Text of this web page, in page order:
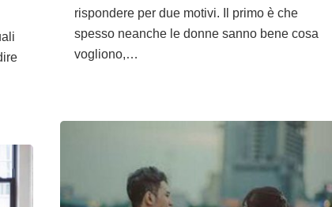
rispondere per due motivi. Il primo è che
spesso neanche le donne sanno bene cosa
vogliono,…